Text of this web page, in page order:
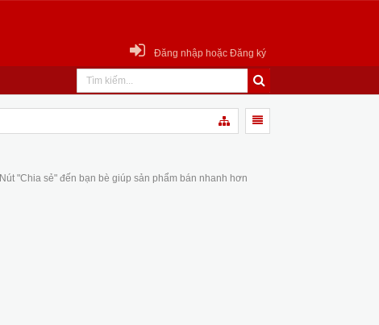
Đăng nhập hoặc Đăng ký
Nút "Chia sẻ" đến bạn bè giúp sản phẩm bán nhanh hơn